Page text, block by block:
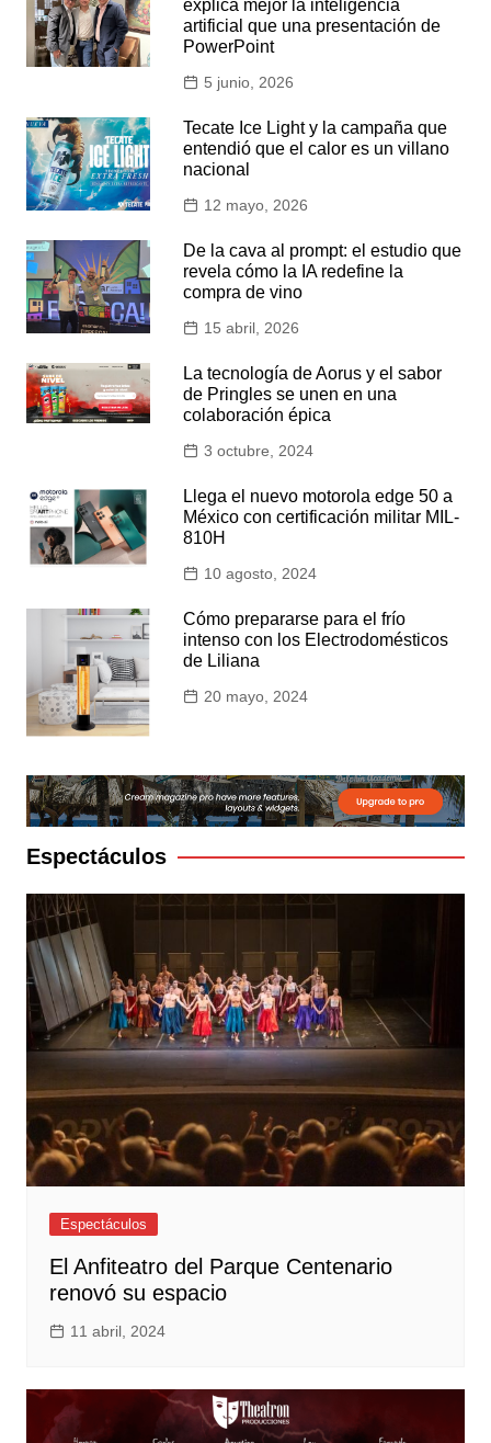
explica mejor la inteligencia
artificial que una presentación de
PowerPoint
5 junio, 2026
Tecate Ice Light y la campaña que
entendió que el calor es un villano
nacional
12 mayo, 2026
De la cava al prompt: el estudio que
revela cómo la IA redefine la
compra de vino
15 abril, 2026
La tecnología de Aorus y el sabor
de Pringles se unen en una
colaboración épica
3 octubre, 2024
Llega el nuevo motorola edge 50 a
México con certificación militar MIL-
810H
10 agosto, 2024
Cómo prepararse para el frío
intenso con los Electrodomésticos
de Liliana
20 mayo, 2024
Espectáculos
Espectáculos
El Anfiteatro del Parque Centenario
renovó su espacio
11 abril, 2024